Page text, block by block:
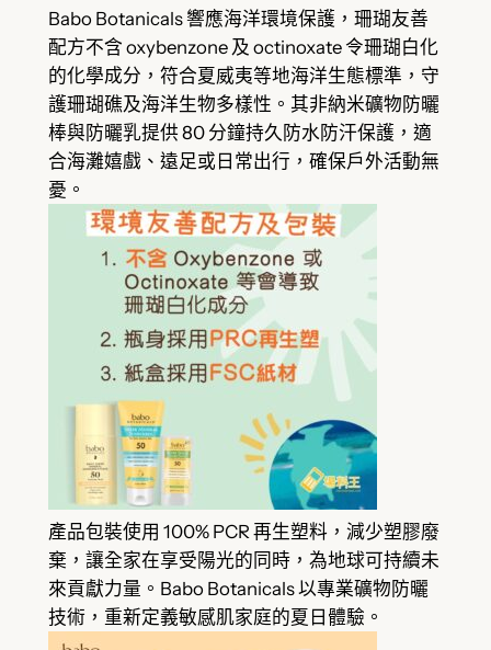
Babo Botanicals 響應海洋環境保護，珊瑚友善
配方不含 oxybenzone 及 octinoxate 令珊瑚白化
的化學成分，符合夏威夷等地海洋生態標準，守
護珊瑚礁及海洋生物多樣性。其非納米礦物防曬
棒與防曬乳提供 80 分鐘持久防水防汗保護，適
合海灘嬉戲、遠足或日常出行，確保戶外活動無
憂。
產品包裝使用 100% PCR 再生塑料，減少塑膠廢
棄，讓全家在享受陽光的同時，為地球可持續未
來貢獻力量。Babo Botanicals 以專業礦物防曬
技術，重新定義敏感肌家庭的夏日體驗。